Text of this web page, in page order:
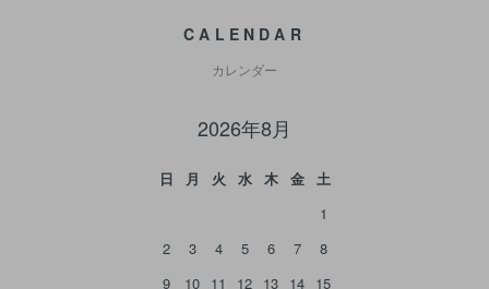
CALENDAR
カレンダー
2026年8月
日 月 火 水 木 金
土
1
2
3 4 5 6 7
8
9
10 11 12 13 14 15